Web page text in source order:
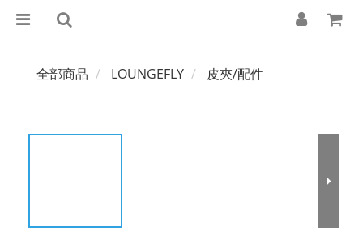
全部商品 LOUNGEFLY 皮夾/配件